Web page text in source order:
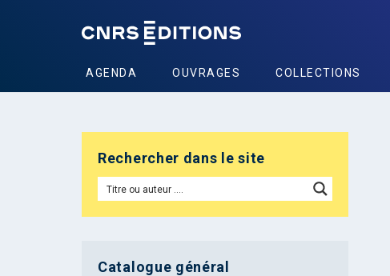
AGENDA OUVRAGES COLLECTIONS
Rechercher dans le site
Catalogue général